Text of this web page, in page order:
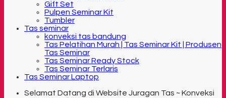
Gift Set
Pulpen Seminar Kit
Tumbler
Tas seminar
konveksi tas bandung
Tas Pelatihan Murah | Tas Seminar Kit | Produsen
Tas Seminar
Tas Seminar Ready Stock
Tas Seminar Terlaris
Tas Seminar Laptop
Selamat Datang di Website Juragan Tas ~ Konveksi